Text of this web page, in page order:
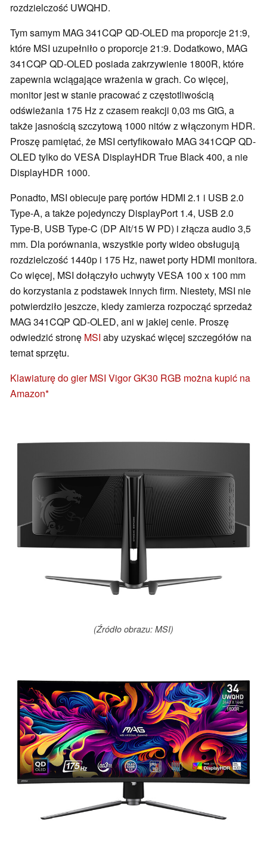
rozdzielczość UWQHD.
Tym samym MAG 341CQP QD-OLED ma proporcje 21:9,
które MSI uzupełniło o proporcje 21:9. Dodatkowo, MAG
341CQP QD-OLED posiada zakrzywienie 1800R, które
zapewnia wciągające wrażenia w grach. Co więcej,
monitor jest w stanie pracować z częstotliwością
odświeżania 175 Hz z czasem reakcji 0,03 ms GtG, a
także jasnością szczytową 1000 nitów z włączonym HDR.
Proszę pamiętać, że MSI certyfikowało MAG 341CQP QD-
OLED tylko do VESA DisplayHDR True Black 400, a nie
DisplayHDR 1000.
Ponadto, MSI obiecuje parę portów HDMI 2.1 i USB 2.0
Type-A, a także pojedynczy DisplayPort 1.4, USB 2.0
Type-B, USB Type-C (DP Alt/15 W PD) i złącza audio 3,5
mm. Dla porównania, wszystkie porty wideo obsługują
rozdzielczość 1440p i 175 Hz, nawet porty HDMI monitora.
Co więcej, MSI dołączyło uchwyty VESA 100 x 100 mm
do korzystania z podstawek innych firm. Niestety, MSI nie
potwierdziło jeszcze, kiedy zamierza rozpocząć sprzedaż
MAG 341CQP QD-OLED, ani w jakiej cenie. Proszę
odwiedzić stronę MSI aby uzyskać więcej szczegółów na
temat sprzętu.
Klawiaturę do gier MSI Vigor GK30 RGB można kupić na
Amazon
(Źródło obrazu: MSI)